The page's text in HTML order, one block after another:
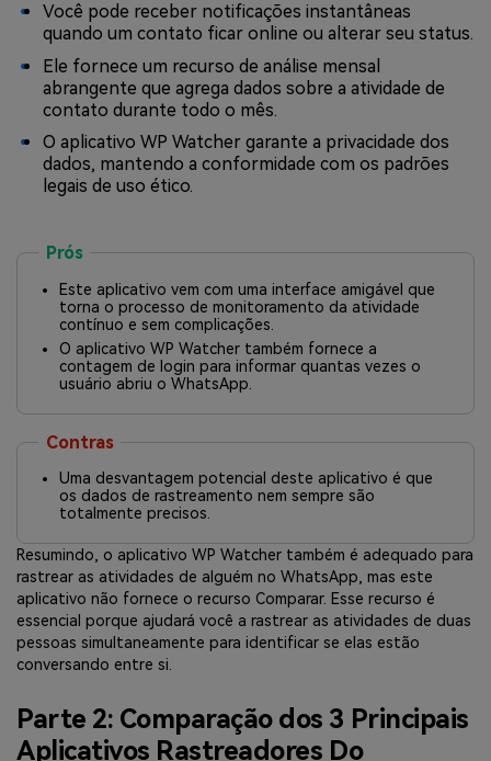
Você pode receber notificações instantâneas
quando um contato ficar online ou alterar seu status.
Ele fornece um recurso de análise mensal
abrangente que agrega dados sobre a atividade de
contato durante todo o mês.
O aplicativo WP Watcher garante a privacidade dos
dados, mantendo a conformidade com os padrões
legais de uso ético.
Prós
Este aplicativo vem com uma interface amigável que
torna o processo de monitoramento da atividade
contínuo e sem complicações.
O aplicativo WP Watcher também fornece a
contagem de login para informar quantas vezes o
usuário abriu o WhatsApp.
Contras
Uma desvantagem potencial deste aplicativo é que
os dados de rastreamento nem sempre são
totalmente precisos.
Resumindo, o aplicativo WP Watcher também é adequado para
rastrear as atividades de alguém no WhatsApp, mas este
aplicativo não fornece o recurso Comparar. Esse recurso é
essencial porque ajudará você a rastrear as atividades de duas
pessoas simultaneamente para identificar se elas estão
conversando entre si.
Parte 2: Comparação dos 3 Principais
Aplicativos Rastreadores Do